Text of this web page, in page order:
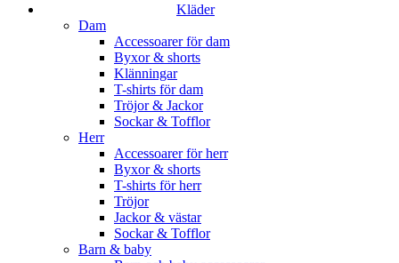
Kläder
Dam
Accessoarer för dam
Byxor & shorts
Klänningar
T-shirts för dam
Tröjor & Jackor
Sockar & Tofflor
Herr
Accessoarer för herr
Byxor & shorts
T-shirts för herr
Tröjor
Jackor & västar
Sockar & Tofflor
Barn & baby